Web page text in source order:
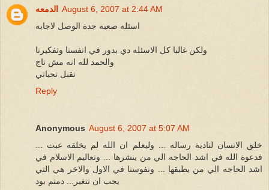
الدمعه August 6, 2007 at 2:44 AM
اسئله صعبه جدة الوصل لاجابه
ولكن غالبا كل الاسئله دي بدور في انفسنا وتفكيرنا
والحمد لله انه مش تاج
تقبل تحياتي
Reply
Anonymous August 6, 2007 at 5:07 AM
خلق الانسان لتادية رساله ... وليعلم ان الله لم يخلقه عبث ...
فدعوة الله في اشد الحاجه الي من ينشرها ... وتعاليم الاسلام في
اشد الحاجه الي من يطبقها ... ونفوسنا في الاول والاخر هي التي
يجب ان تتغير... دمتم بود